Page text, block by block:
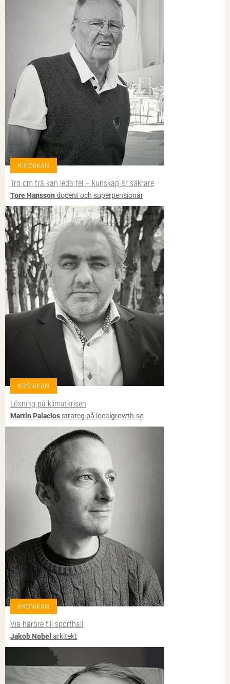
KRÖNIKAN
Tro om trä kan leda fel – kunskap är säkrare
Tore Hanssondocent och superpensionär
KRÖNIKAN
Lösning på klimatkrisen
Martin Palacios strateg på localgrowth.se
KRÖNIKAN
Via härbre till sporthall
Jakob Nobel arkitekt